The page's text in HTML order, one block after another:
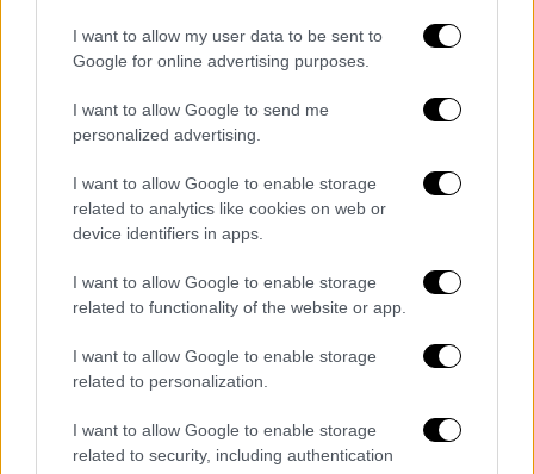
I want to allow my user data to be sent to
Google for online advertising purposes.
I want to allow Google to send me
personalized advertising.
I want to allow Google to enable storage
related to analytics like cookies on web or
device identifiers in apps.
I want to allow Google to enable storage
related to functionality of the website or app.
I want to allow Google to enable storage
related to personalization.
I want to allow Google to enable storage
related to security, including authentication
Από την ηγεμονία σε διεθνές επίπεδο και
pot» στο εσωτερικό, στην κατάρρευση της
ηγεμονίας και στην εσωτερική διαίρεση